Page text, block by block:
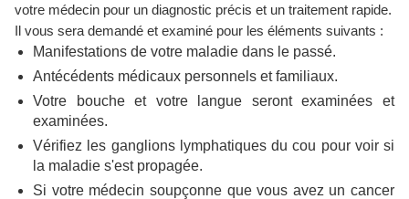
votre médecin pour un diagnostic précis et un traitement rapide.
Il vous sera demandé et examiné pour les éléments suivants :
Manifestations de votre maladie dans le passé.
Antécédents médicaux personnels et familiaux.
Votre bouche et votre langue seront examinées et
examinées.
Vérifiez les ganglions lymphatiques du cou pour voir si
la maladie s'est propagée.
Si votre médecin soupçonne que vous avez un cancer